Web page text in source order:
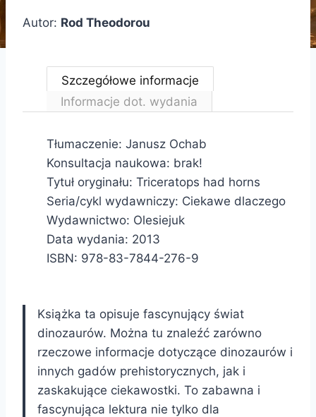
Autor: Rod Theodorou
Szczegółowe informacje
Informacje dot. wydania
Tłumaczenie: Janusz Ochab
Konsultacja naukowa: brak!
Tytuł oryginału: Triceratops had horns
Seria/cykl wydawniczy: Ciekawe dlaczego
Wydawnictwo: Olesiejuk
Data wydania: 2013
ISBN: 978-83-7844-276-9
Książka ta opisuje fascynujący świat
dinozaurów. Można tu znaleźć zarówno
rzeczowe informacje dotyczące dinozaurów i
innych gadów prehistorycznych, jak i
zaskakujące ciekawostki. To zabawna i
fascynująca lektura nie tylko dla